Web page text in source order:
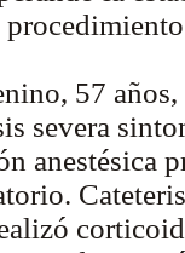
57
severa
anestésica